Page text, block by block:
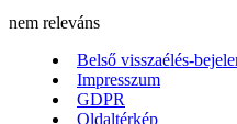
nem releváns
Belső visszaélés-
Impresszum
GDPR
Oldaltérkép